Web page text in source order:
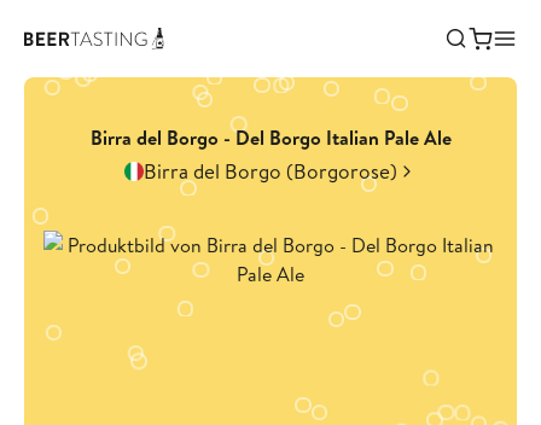
Birra del Borgo - Del Borgo Italian Pale Ale
Birra del Borgo (Borgorose)